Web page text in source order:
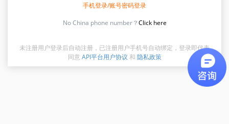
手机登录/账号密码登录
No China phone number？Click here
未注册用户登录后自动注册，已注册用户手机号自动绑定，登录即代表
同意 API平台用户协议 和 隐私政策